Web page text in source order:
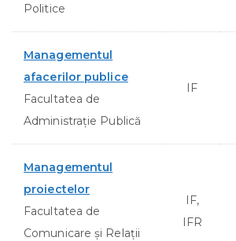
Politice
Managementul
afacerilor publice
Facultatea de
Administraţie Publică
IF
Managementul
proiectelor
Facultatea de
Comunicare şi Relaţii
IF,
IFR